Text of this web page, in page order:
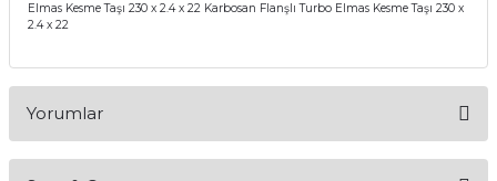
Elmas Kesme Taşı 230 x 2.4 x 22 Karbosan Flanşlı Turbo Elmas Kesme Taşı 230 x
2.4 x 22
Yorumlar